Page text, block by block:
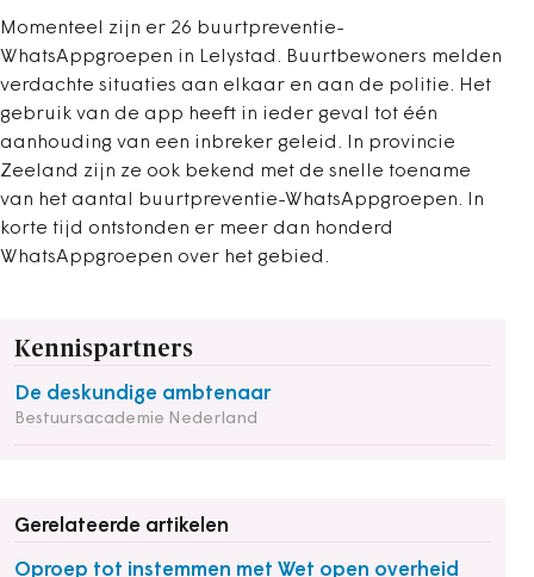
Momenteel zijn er 26 buurtpreventie­
WhatsAppgroepen in Lelystad. Buurtbewoners melden
verdachte situaties aan elkaar en aan de politie. Het
gebruik van de app heeft in ieder geval tot één
aanhouding van een inbreker geleid. In provincie
Zeeland zijn ze ook bekend met de snelle toename
van het aantal buurtpreventie-WhatsAppgroepen. In
korte tijd ontstonden er meer dan honderd
WhatsAppgroepen over het gebied.
Kennispartners
De deskundige ambtenaar
Bestuursacademie Nederland
Gerelateerde artikelen
Oproep tot instemmen met Wet open overheid